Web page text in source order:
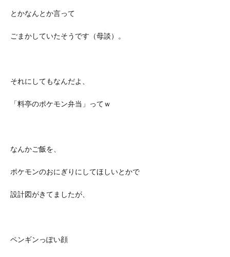
とかなんとか言って
ごまかしていたそうです（母談）。
それにしてもなんだよ、
「料亭のポケモン弁当」ってｗ
なんかご飯を、
ポケモンのおにぎりにしてほしいとかで
設計図がきてましたが、
ペンギンっぽい顔